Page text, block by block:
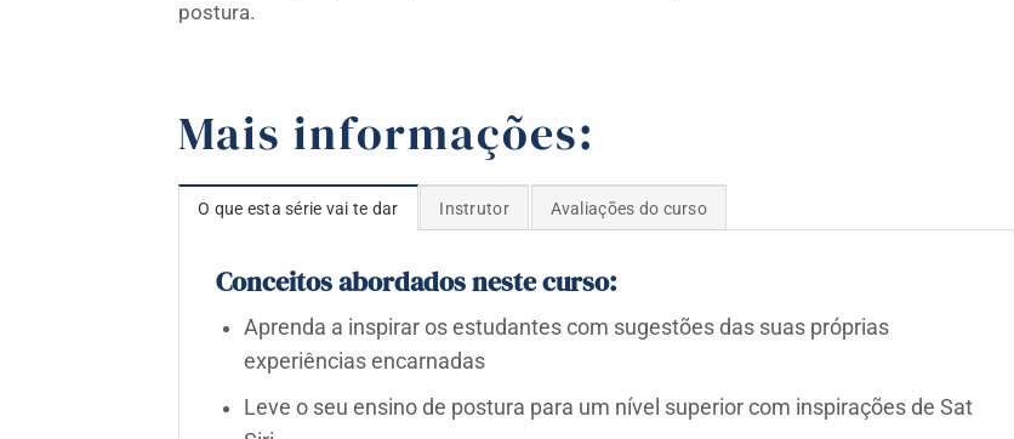
postura.
Mais informações:
O que esta série vai te dar Instrutor Avaliações do curso
Conceitos abordados neste curso:
Aprenda a inspirar os estudantes com sugestões das suas próprias
experiências encarnadas
Leve o seu ensino de postura para um nível superior com inspirações de Sat